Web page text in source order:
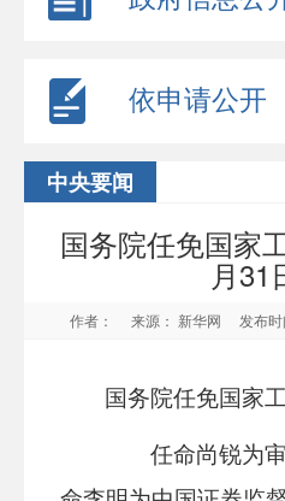
依申请公开
中央要闻
国务院任免国家
月31
作者： 来源： 新华网 发布
国务院任免国家
任命尚锐为审